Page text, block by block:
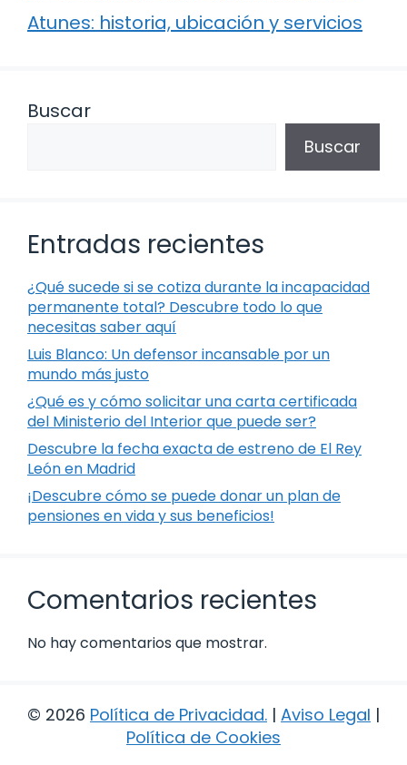
Atunes: historia, ubicación y servicios
Buscar
Buscar
Entradas recientes
¿Qué sucede si se cotiza durante la incapacidad
permanente total? Descubre todo lo que
necesitas saber aquí
Luis Blanco: Un defensor incansable por un
mundo más justo
¿Qué es y cómo solicitar una carta certificada
del Ministerio del Interior que puede ser?
Descubre la fecha exacta de estreno de El Rey
León en Madrid
¡Descubre cómo se puede donar un plan de
pensiones en vida y sus beneficios!
Comentarios recientes
No hay comentarios que mostrar.
© 2026 Política de Privacidad. | Aviso Legal |
Política de Cookies